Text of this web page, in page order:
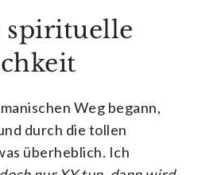
spirituelle
Weg begann,
durch die tollen
überheblich. Ich